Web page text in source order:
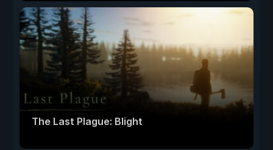
The Last Plague: Blight